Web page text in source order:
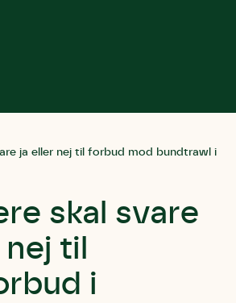
ja eller nej til forbud mod bundtrawl i
skal svare
til
i